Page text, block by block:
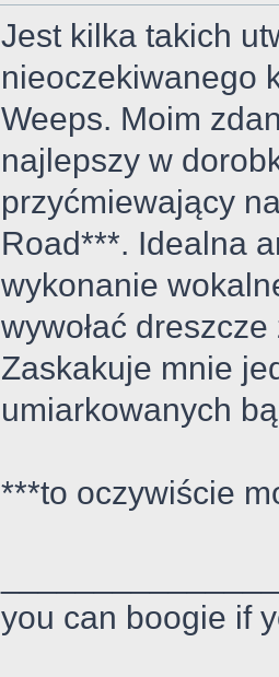
Jest kilka takich
nieoczekiwanego
Weeps. Moim
najlepszy w
przyćmiewający
Road***. Idealna
wykonanie
wywołać
Zaskakuje mnie
umiarkowanych
***to oczywiście
you can boogie if